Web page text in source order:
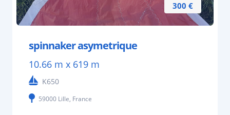
300 €
spinnaker asymetrique
10.66 m x 619 m
K650
59000 Lille, France